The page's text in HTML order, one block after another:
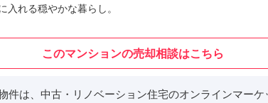
入れる穏やかな暮らし。
このマンションの売却相談はこちら
件は、中古・リノベーション住宅のオンラインマーケ